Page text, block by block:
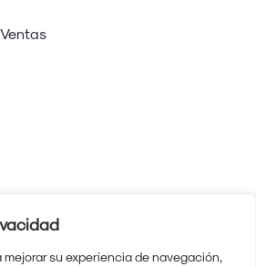
mejorar su experiencia de navegación,